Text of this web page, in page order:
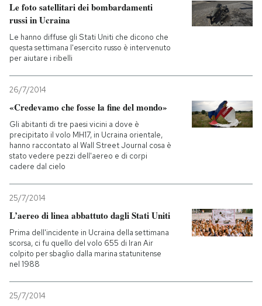
Le foto satellitari dei bombardamenti
russi in Ucraina
Le hanno diffuse gli Stati Uniti che dicono che
questa settimana l'esercito russo è intervenuto
per aiutare i ribelli
26/7/2014
«Credevamo che fosse la fine del mondo»
Gli abitanti di tre paesi vicini a dove è
precipitato il volo MH17, in Ucraina orientale,
hanno raccontato al Wall Street Journal cosa è
stato vedere pezzi dell'aereo e di corpi
cadere dal cielo
25/7/2014
L’aereo di linea abbattuto dagli Stati Uniti
Prima dell'incidente in Ucraina della settimana
scorsa, ci fu quello del volo 655 di Iran Air
colpito per sbaglio dalla marina statunitense
nel 1988
25/7/2014